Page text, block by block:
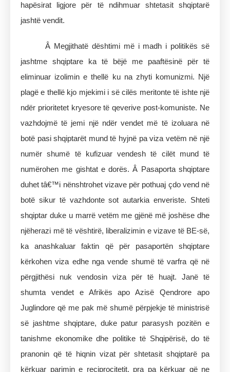
hapësirat ligjore për të ndihmuar shtetasit shqiptarë
jashtë vendit.
Â Megjithatë dështimi më i madh i politikës së
jashtme shqiptare ka të bëjë me paaftësinë për të
eliminuar izolimin e thellë ku na zhyti komunizmi. Një
plagë e thellë kjo mjekimi i së cilës meritonte të ishte një
ndër prioritetet kryesore të qeverive post-komuniste. Ne
vazhdojmë të jemi një ndër vendet më të izoluara në
botë pasi shqiptarët mund të hyjnë pa viza vetëm në një
numër shumë të kufizuar vendesh të cilët mund të
numërohen me gishtat e dorës. Â Pasaporta shqiptare
duhet tâ€™i nënshtrohet vizave për pothuaj çdo vend në
botë sikur të vazhdonte sot autarkia enveriste. Shteti
shqiptar duke u marrë vetëm me gjënë më joshëse dhe
njëherazi më të vështirë, liberalizimin e vizave të BE-së,
ka anashkaluar faktin që për pasaportën shqiptare
kërkohen viza edhe nga vende shumë të varfra që në
përgjithësi nuk vendosin viza për të huajt. Janë të
shumta vendet e Afrikës apo Azisë Qendrore apo
Juglindore që me pak më shumë përpjekje të ministrisë
së jashtme shqiptare, duke patur parasysh pozitën e
tanishme ekonomike dhe politike të Shqipërisë, do të
pranonin që të hiqnin vizat për shtetasit shqiptarë pa
kërkuar parimin e reciprocitetit, pra pa kërkuar që ne